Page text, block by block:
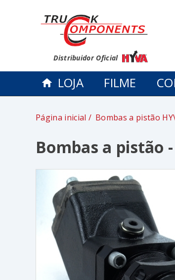
Distribuidor Oficial
LOJA FILME
Página inicial Bombas a pistão
Bombas a pistão